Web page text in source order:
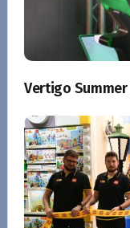
Vertigo